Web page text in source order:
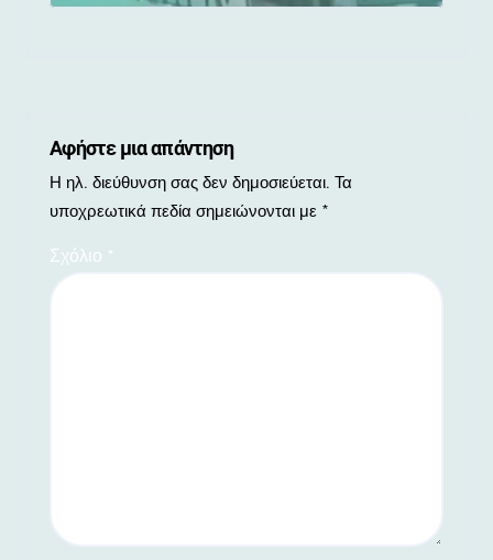
Αφήστε μια απάντηση
Η ηλ. διεύθυνση σας δεν δημοσιεύεται. Τα
υποχρεωτικά πεδία σημειώνονται με *
Σχόλιο *